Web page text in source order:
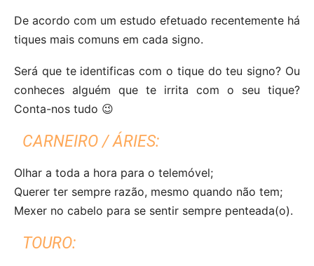
De acordo com um estudo efetuado recentemente há
tiques mais comuns em cada signo.
Será que te identificas com o tique do teu signo? Ou
conheces alguém que te irrita com o seu tique?
Conta-nos tudo 😉
CARNEIRO / ÁRIES:
Olhar a toda a hora para o telemóvel;
Querer ter sempre razão, mesmo quando não tem;
Mexer no cabelo para se sentir sempre penteada(o).
TOURO: